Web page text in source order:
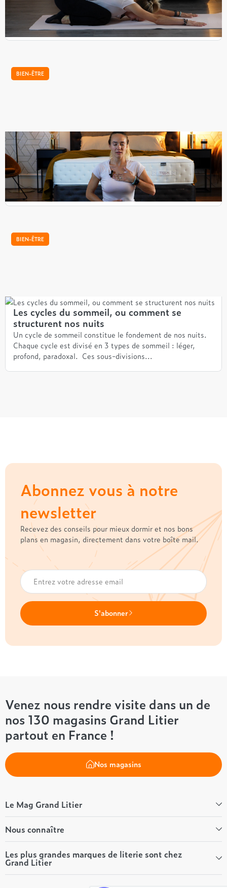
yoga à faire avant le coucher pour bien dormir. Ce sont des
postures douces, adaptées à tous.
BIEN-ÊTRE
Notre tutoriel de relaxation pour bien dormir
Nikol, coach sportive, vous propose quelques techniques
de respiration à faire avant le coucher pour bien dormir. Ce
sont des exercices simples, adaptées à tous.
...
BIEN-ÊTRE
Les cycles du sommeil, ou comment se
structurent nos nuits
Un cycle de sommeil constitue le fondement de nos nuits.
Chaque cycle est divisé en 3 types de sommeil : léger,
profond, paradoxal. Ces sous-divisions...
Abonnez vous à notre
newsletter
Recevez des conseils pour mieux dormir et nos bons
plans en magasin, directement dans votre boîte mail.
S'abonner
Venez nous rendre visite dans un de
nos 130 magasins Grand Litier
partout en France !
Nos magasins
Le Mag Grand Litier
Bien-être
Conseils literie
Tous les articles du Mag
Tous nos guides
Nous connaître
Qui sommes-nous ?
Nos valeurs
Nos engagements
Les plus grandes marques de literie sont chez
Grand Litier